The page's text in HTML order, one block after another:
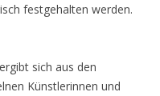
festgehalten werden.
sich aus den
Künstlerinnen und